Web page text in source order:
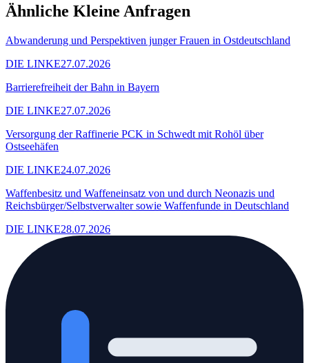
Ähnliche Kleine Anfragen
Abwanderung und Perspektiven junger Frauen in Ostdeutschland
DIE LINKE27.07.2026
Barrierefreiheit der Bahn in Bayern
DIE LINKE27.07.2026
Versorgung der Raffinerie PCK in Schwedt mit Rohöl über
Ostseehäfen
DIE LINKE24.07.2026
Waffenbesitz und Waffeneinsatz von und durch Neonazis und
Reichsbürger/Selbstverwalter sowie Waffenfunde in Deutschland
DIE LINKE28.07.2026